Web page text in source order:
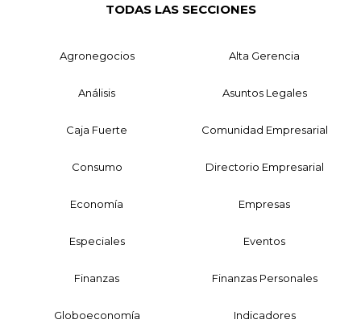
TODAS LAS SECCIONES
Agronegocios Alta Gerencia
Análisis Asuntos Legales
Caja Fuerte Comunidad Empresarial
Consumo Directorio Empresarial
Economía Empresas
Especiales Eventos
Finanzas Finanzas Personales
Globoeconomía Indicadores